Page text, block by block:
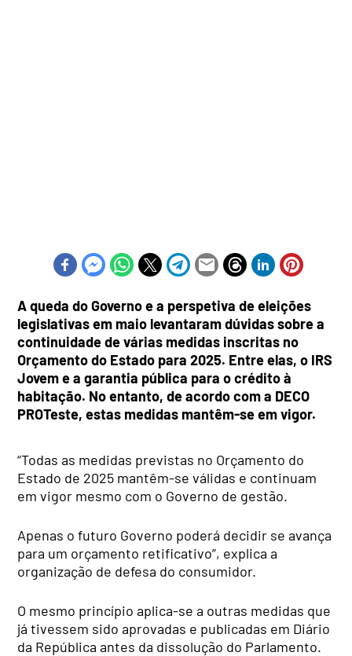
A queda do Governo e a perspetiva de eleições
legislativas em maio levantaram dúvidas sobre a
continuidade de várias medidas inscritas no
Orçamento do Estado para 2025. Entre elas, o IRS
Jovem e a garantia pública para o crédito à
habitação. No entanto, de acordo com a DECO
PROTeste, estas medidas mantêm-se em vigor.
“Todas as medidas previstas no Orçamento do
Estado de 2025 mantêm-se válidas e continuam
em vigor mesmo com o Governo de gestão.
Apenas o futuro Governo poderá decidir se avança
para um orçamento retificativo”, explica a
organização de defesa do consumidor.
O mesmo princípio aplica-se a outras medidas que
já tivessem sido aprovadas e publicadas em Diário
da República antes da dissolução do Parlamento.